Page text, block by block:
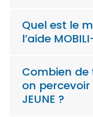
Quel est le
l’aide
Combien
on percevoir
JEUNE ?